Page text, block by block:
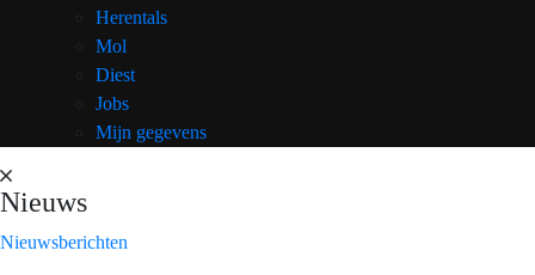
Herentals
Mol
Diest
Jobs
Mijn gegevens
Nieuws
Nieuwsberichten